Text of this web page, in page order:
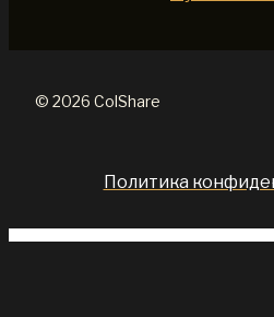
© 2026 ColShare
Политика